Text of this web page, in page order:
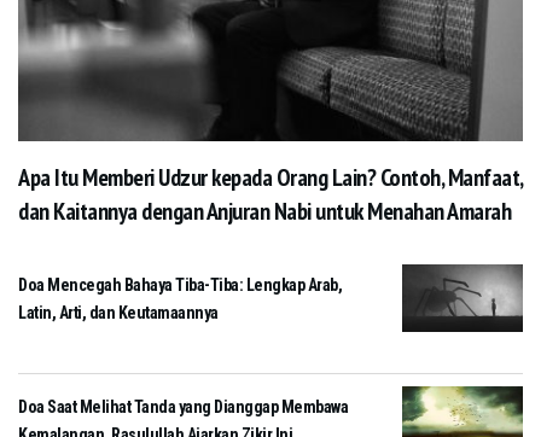
Apa Itu Memberi Udzur kepada Orang Lain? Contoh, Manfaat,
dan Kaitannya dengan Anjuran Nabi untuk Menahan Amarah
Doa Mencegah Bahaya Tiba-Tiba: Lengkap Arab,
Latin, Arti, dan Keutamaannya
Doa Saat Melihat Tanda yang Dianggap Membawa